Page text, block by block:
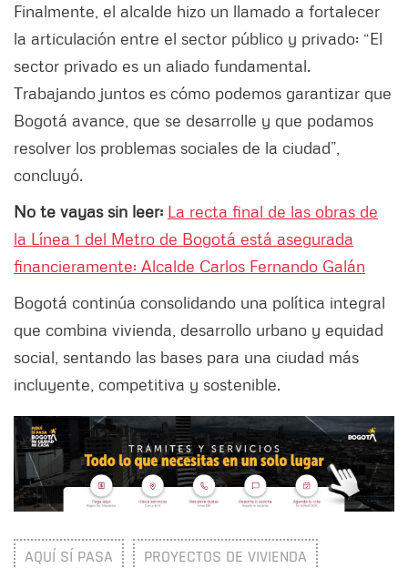
Finalmente, el alcalde hizo un llamado a fortalecer
la articulación entre el sector público y privado: “El
sector privado es un aliado fundamental.
Trabajando juntos es cómo podemos garantizar que
Bogotá avance, que se desarrolle y que podamos
resolver los problemas sociales de la ciudad”,
concluyó.
No te vayas sin leer: La recta final de las obras de
la Línea 1 del Metro de Bogotá está asegurada
financieramente: Alcalde Carlos Fernando Galán
Bogotá continúa consolidando una política integral
que combina vivienda, desarrollo urbano y equidad
social, sentando las bases para una ciudad más
incluyente, competitiva y sostenible.
AQUÍ SÍ PASA PROYECTOS DE VIVIENDA